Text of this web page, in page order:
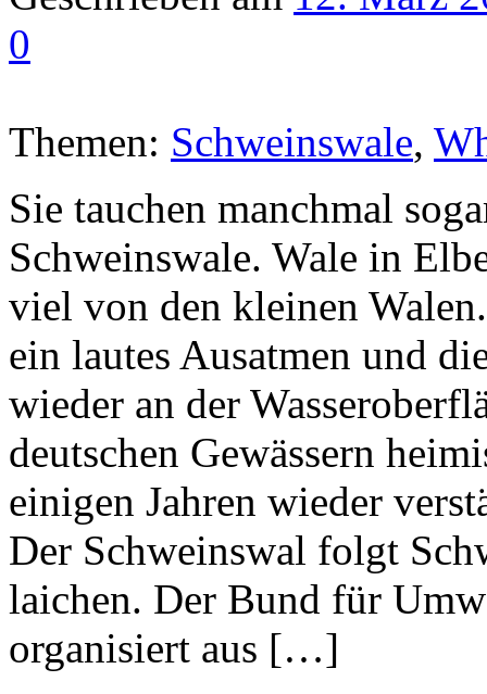
0
Themen: Schweinswale,
Sie tauchen manchmal
Schweinswale. Wale in
viel von den kleinen
ein lautes Ausatmen und
wieder an der
deutschen Gewässern
einigen Jahren wieder
Der Schweinswal folgt
laichen. Der Bund für
organisiert aus […]